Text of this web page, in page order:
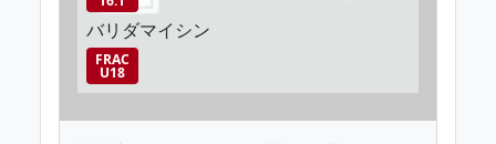
バリダマイシン
FRAC
U18